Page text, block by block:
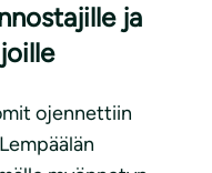
ja
ojennettiin